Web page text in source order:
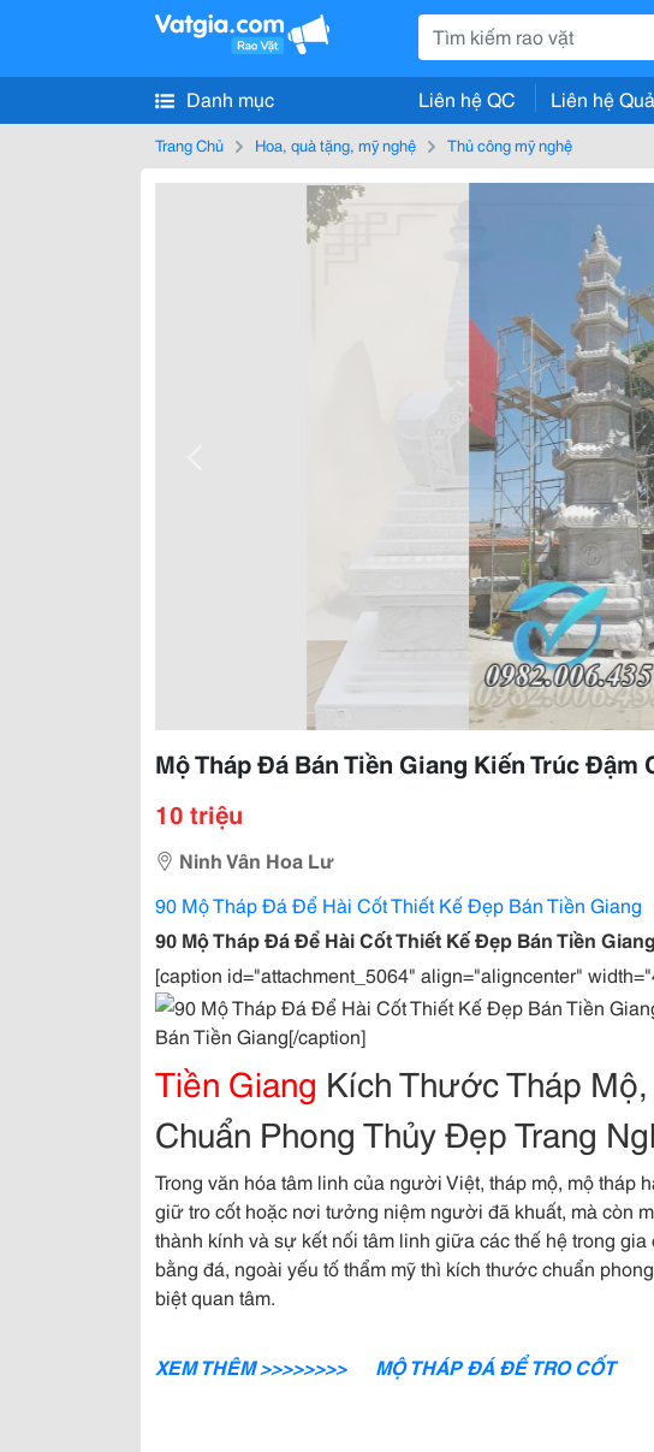
Danh mục Liên hệ QC Liên hệ
Trang Chủ Hoa, quà tặng, mỹ nghệ Thủ công mỹ nghệ
Mộ Tháp Đá Bán Tiền Giang Kiến Trúc Đậm
10 triệu
Ninh Vân Hoa Lư
90 Mộ Tháp Đá Để Hài Cốt Thiết Kế Đẹp Bán Tiền Giang
90 Mộ Tháp Đá Để Hài Cốt Thiết Kế Đẹp Bán Tiền
[caption id="attachment_5064" align="aligncenter"
Bán Tiền Giang[/caption]
Tiền Giang Kích Thước Tháp
Chuẩn Phong Thủy Đẹp Trang
Trong văn hóa tâm linh của người Việt, tháp mộ, mộ tháp
giữ tro cốt hoặc nơi tưởng niệm người đã khuất, mà còn
thành kính và sự kết nối tâm linh giữa các thế hệ trong
bằng đá, ngoài yếu tố thẩm mỹ thì kích thước chuẩn
biệt quan tâm.
XEM THÊM >>>>>>>> MỘ THÁP ĐÁ ĐỂ TRO CỐT